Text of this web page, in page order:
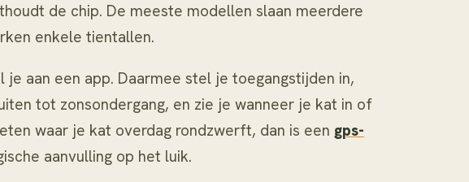
de chip. De meeste modellen slaan meerdere
enkele tientallen.
je aan een app. Daarmee stel je toegangstijden in,
tot zonsondergang, en zie je wanneer je kat in of
waar je kat overdag rondzwerft, dan is een gps-
aanvulling op het luik.